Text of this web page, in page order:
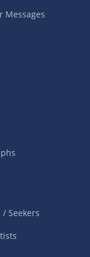
Messages
Seekers